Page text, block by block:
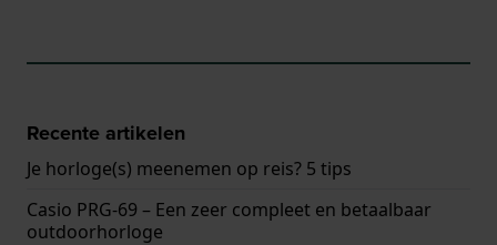
Recente artikelen
Je horloge(s) meenemen op reis? 5 tips
Casio PRG-69 – Een zeer compleet en betaalbaar
outdoorhorloge